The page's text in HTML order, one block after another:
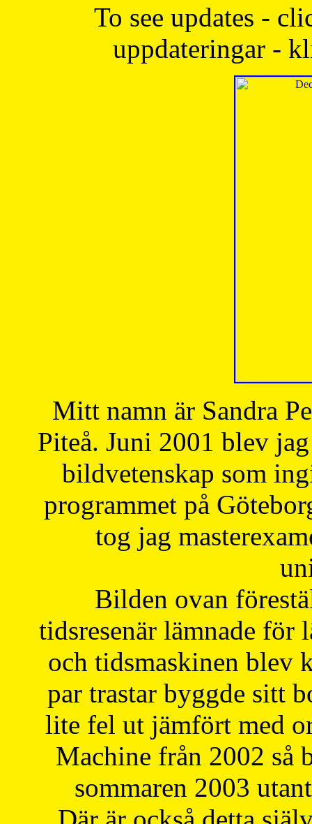
To see updates -
uppdateringar -
Mitt namn är Sandra
Piteå. Juni 2001 blev
bildvetenskap som
programmet på
tog jag
Bilden ovan
tidsresenär lämnade för
och tidsmaskinen blev
par trastar byggde sitt
lite fel ut jämfört med
Machine från 2002 så
sommaren 2003